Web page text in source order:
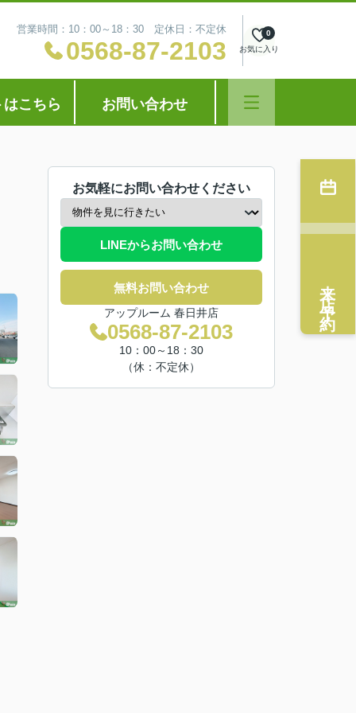
営業時間：10：00～18：30 定休日：不定休
0568-87-2103 お気に入り
0
こちら お問い合わせ
お気軽にお問い合わせください
LINEからお問い合わせ
無料お問い合わせ
アップルーム 春日井店
0568-87-2103
10：00～18：30
（休：不定休）
来店予約